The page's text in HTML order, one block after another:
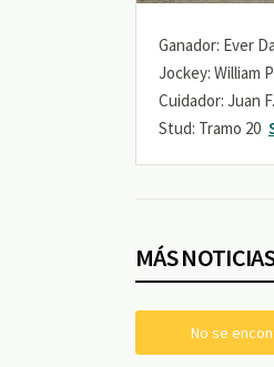
Ganador: Ever
Jockey: William
Cuidador: Juan
Stud: Tramo 20
MÁS
No se